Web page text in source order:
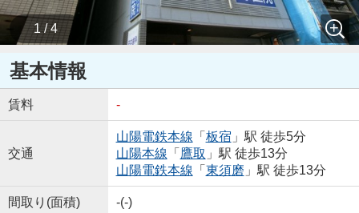
1 / 4
基本情報
賃料 -
交通
山陽電鉄本線 「 板宿 」駅 徒歩5分
山陽本線 「 鷹取 」駅 徒歩13分
山陽電鉄本線 「 東須磨 」駅 徒歩13分
間取り(面積) -(-)